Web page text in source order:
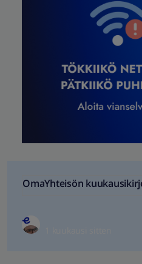
OmaYhteisön